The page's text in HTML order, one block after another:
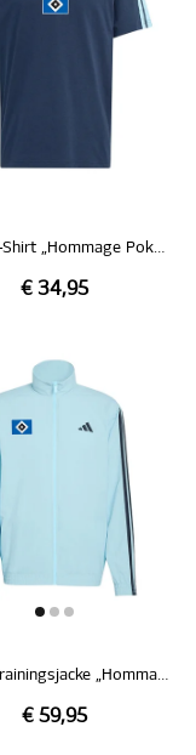
adidas T-Shirt „Hommage Pokalsieg 1976“
€ 34,95
adidas Trainingsjacke „Hommage Pokalsieg 1976“
€ 59,95